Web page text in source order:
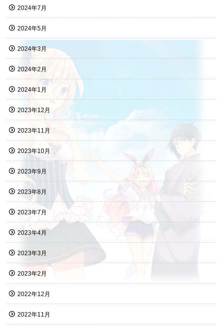
2024年7月
2024年5月
2024年3月
2024年2月
2024年1月
2023年12月
2023年11月
2023年10月
2023年9月
2023年8月
2023年7月
2023年4月
2023年3月
2023年2月
2022年12月
2022年11月